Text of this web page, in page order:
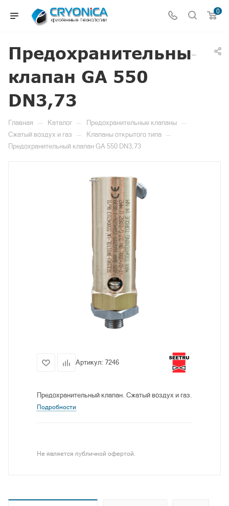
0
Предохранительный
клапан GA 550
DN3,73
Главная — Каталог — Предохранительные клапаны —
Сжатый воздух и газ — Клапаны открытого типа —
Предохранительный клапан GA 550 DN3,73
Артикул: 7246
Предохранительный клапан. Сжатый воздух и газ.
Подробности
Не является публичной офертой.